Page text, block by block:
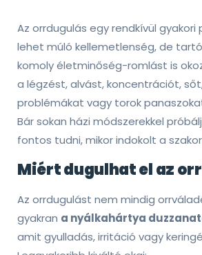
Az orrdugulás egy rendkívül gyakori
lehet múló kellemetlenség, de
komoly életminőség-romlást is
a légzést, alvást, koncentrációt,
problémákat vagy torok
Bár sokan házi módszerekkel
fontos tudni, mikor indokolt a
Miért dugulhat el az
Az orrdugulást nem mindig
gyakran a nyálkahártya
amit gyulladás, irritáció vagy